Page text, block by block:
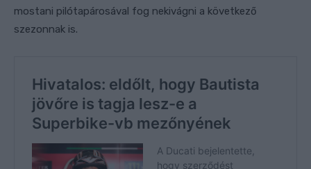
mostani pilótapárosával fog nekivágni a következő
szezonnak is.